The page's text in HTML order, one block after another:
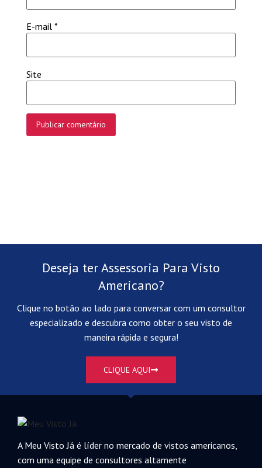
E-mail *
Site
Deseja ter Assessoria Para Visto
Americano?
Clique no botão ao lado para conversar com um consultor
especializado e descubra como obter o seu visto de
maneira rápida e segura!
CLIQUE AQUI
A Meu Visto Já é líder no mercado de vistos americanos,
com uma equipe de consultores altamente